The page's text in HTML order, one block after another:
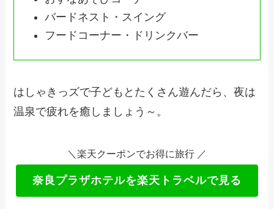
バードネスト・スイング
フードコーナー・ドリンクバー
はしゃきっズで子どもとたくさん遊んだら、夜は
温泉で疲れを癒しましょう～。
＼楽天クーポンでお得に旅行 ／
奈良プラザホテルを楽天トラベルで見る